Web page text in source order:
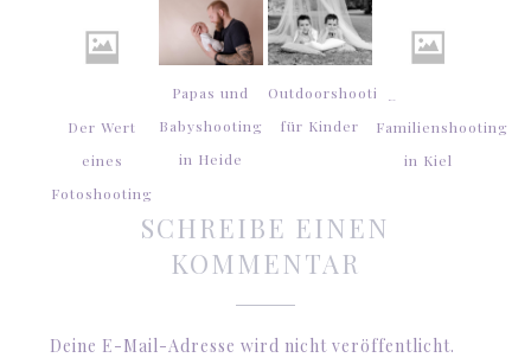
Der Wert
eines
Fotoshooting
Papas und
Babyshooting
in Heide
Outdoorshooting
für Kinder
Familienshooting
in Kiel
SCHREIBE EINEN
KOMMENTAR
Deine E-Mail-Adresse wird nicht veröffentlicht.